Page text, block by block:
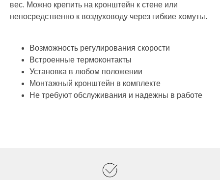
вес. Можно крепить на кронштейн к стене или
непосредственно к воздуховоду через гибкие хомуты.
Возможность регулирования скорости
Встроенные термоконтакты
Установка в любом положении
Монтажный кронштейн в комплекте
Не требуют обслуживания и надежны в работе